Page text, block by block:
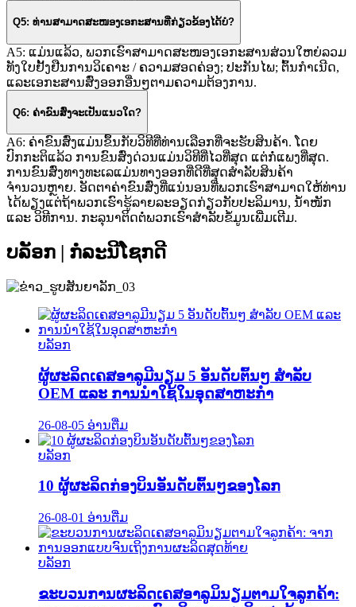
Q5: ທ່ານສາມາດສະໜອງເອກະສານທີ່ກ່ຽວຂ້ອງໄດ້ບໍ?
A5: ແມ່ນແລ້ວ, ພວກເຮົາສາມາດສະໜອງເອກະສານສ່ວນໃຫຍ່ລວມ
ທັງໃບຢັ້ງຢືນການວິເຄາະ / ຄວາມສອດຄ່ອງ; ປະກັນໄພ; ຕົ້ນກຳເນີດ,
ແລະເອກະສານສົ່ງອອກອື່ນໆຕາມຄວາມຕ້ອງການ.
Q6: ຄ່າຂົນສົ່ງຈະເປັນແນວໃດ?
A6: ຄ່າຂົນສົ່ງແມ່ນຂຶ້ນກັບວິທີທີ່ທ່ານເລືອກທີ່ຈະຮັບສິນຄ້າ. ໂດຍ
ປົກກະຕິແລ້ວ ການຂົນສົ່ງດ່ວນແມ່ນວິທີທີ່ໄວທີ່ສຸດ ແຕ່ກໍ່ແພງທີ່ສຸດ.
ການຂົນສົ່ງທາງທະເລແມ່ນທາງອອກທີ່ດີທີ່ສຸດສຳລັບສິນຄ້າ
ຈຳນວນຫຼາຍ. ອັດຕາຄ່າຂົນສົ່ງທີ່ແນ່ນອນທີ່ພວກເຮົາສາມາດໃຫ້ທ່ານ
ໄດ້ພຽງແຕ່ຖ້າພວກເຮົາຮູ້ລາຍລະອຽດກ່ຽວກັບປະລິມານ, ນ້ຳໜັກ
ແລະ ວິທີການ. ກະລຸນາຕິດຕໍ່ພວກເຮົາສຳລັບຂໍ້ມູນເພີ່ມເຕີມ.
ບລັອກ | ກໍລະນີໂຊກດີ
ບລັອກ
ຜູ້ຜະລິດເຄສອາລູມີນຽມ 5 ອັນດັບຕົ້ນໆ ສຳລັບ
OEM ແລະ ການນຳໃຊ້ໃນອຸດສາຫະກຳ
26-08-05 ອ່ານຕື່ມ
ບລັອກ
10 ຜູ້ຜະລິດກ່ອງບິນອັນດັບຕົ້ນໆຂອງໂລກ
26-08-01 ອ່ານຕື່ມ
ບລັອກ
ຂະບວນການຜະລິດເຄສອາລູມິນຽມຕາມໃຈລູກຄ້າ: